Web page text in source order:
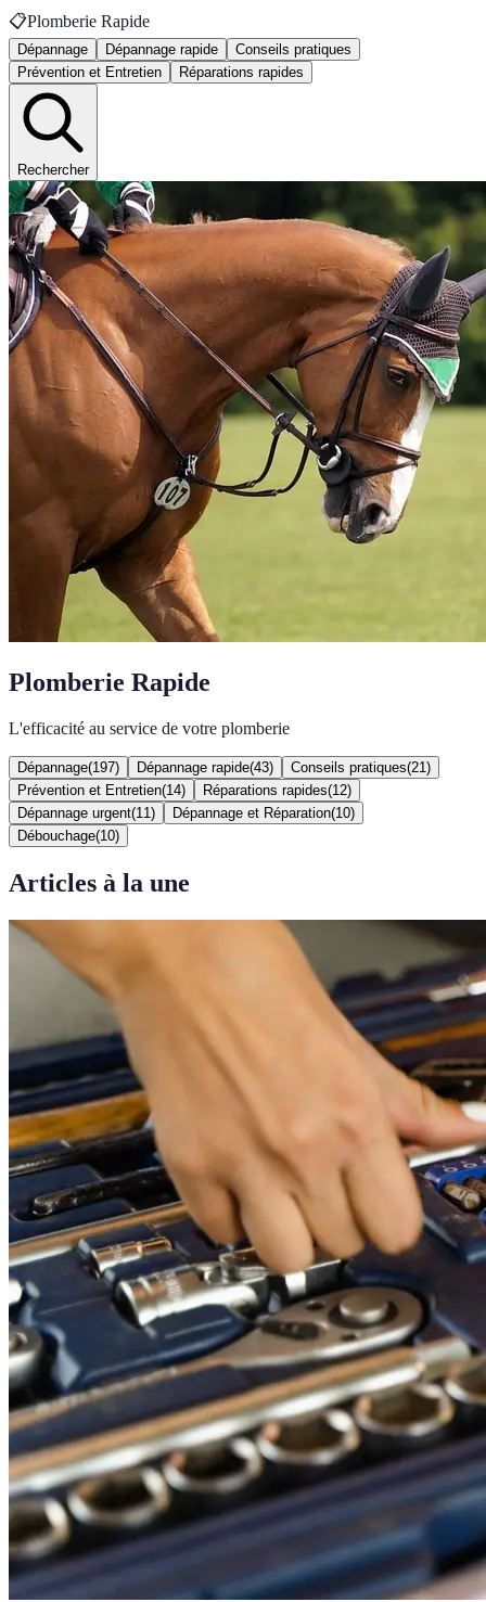
📋Plomberie Rapide
Dépannage Dépannage rapide
Conseils pratiques
Prévention et Entretien
Réparations rapides
Rechercher
Plomberie Rapide
L'efficacité au service de votre plomberie
Dépannage(197) Dépannage rapide(43) Conseils pratiques(21 )
Prévention et Entretien(14) Réparations rapides(12)
Dépannage urgent(11 ) Dépannage et Réparation(10)
Débouchage(10)
Articles à la une